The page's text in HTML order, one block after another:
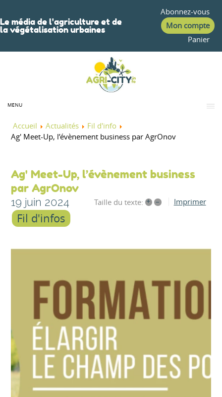
Le média de l'agriculture et de
la végétalisation urbaines
Abonnez-vous
Mon compte
Panier
MENU
Accueil Actualités
Fil d'info
Ag' Meet-Up, l’évènement business par AgrOnov
Ag' Meet-Up, l’évènement business
par AgrOnov
19 juin 2024 Taille du texte: + – Imprimer
Fil d'infos